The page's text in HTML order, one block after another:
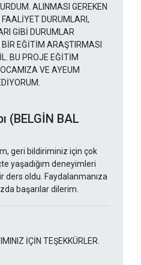
ALINMASI GEREKEN
DURUMLARI,
GİBİ DURUMLAR
EĞİTİM ARAŞTIRMASI
BU PROJE EĞİTİM
VE AYEUM
(BELGİN BAL
geri bildiriminiz için çok
yaşadığım deneyimleri
ders oldu. Faydalanmanıza
başarılar dilerim.
İÇİN TEŞEKKÜRLER.